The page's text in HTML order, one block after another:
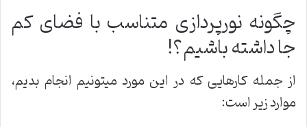
چگونه نورپردازی متناسب با فضای کم
جا داشته باشیم؟!
از جمله کارهایی که در این مورد میتونیم انجام بدیم،
موارد زیر است: